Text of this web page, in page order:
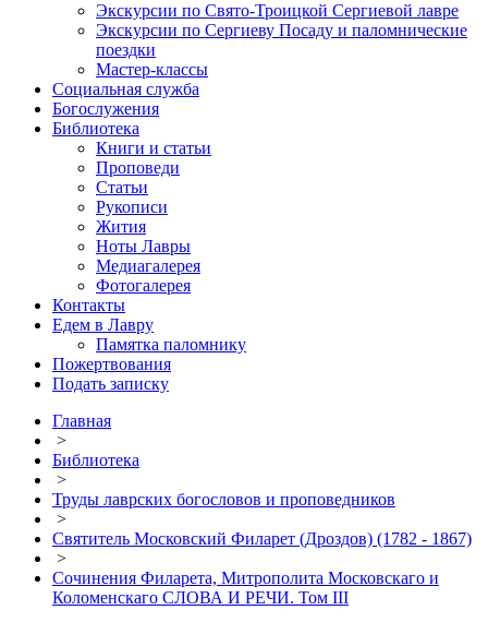
Экскурсии по Свято-Троицкой Сергиевой лавре
Экскурсии по Сергиеву Посаду и паломнические
поездки
Мастер-классы
Социальная служба
Богослужения
Библиотека
Книги и статьи
Проповеди
Статьи
Рукописи
Жития
Ноты Лавры
Медиагалерея
Фотогалерея
Контакты
Едем в Лавру
Памятка паломнику
Пожертвования
Подать записку
Главная
>
Библиотека
>
Труды лаврских богословов и проповедников
>
Святитель Московский Филарет (Дроздов) (1782 - 1867)
>
Сочинения Филарета, Митрополита Московскаго и
Коломенскаго СЛОВА И РЕЧИ. Том III